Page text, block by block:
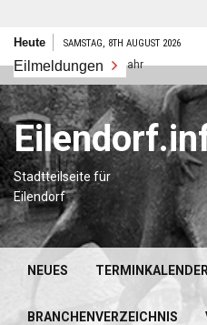
Zum
springen
Heute SAMSTAG, 8TH AUGUST 2026
Eilmeldungen
Frohes neues Jahr
Stadtteilseite für
Eilendorf
NEUES TERMINKALENDER
BRANCHENVERZEICHNIS